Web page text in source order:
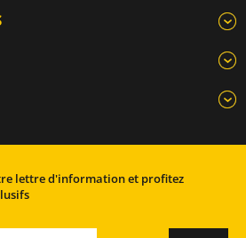
lettre d'information et profitez